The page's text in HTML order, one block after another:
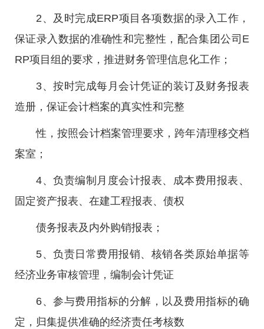
2、及时完成ERP项目各项数据的录入工作，
保证录入数据的准确性和完整性，配合集团公司E
RP项目组的要求，推进财务管理信息化工作；
3、按时完成每月会计凭证的装订及财务报表
造册，保证会计档案的真实性和完整
性，按照会计档案管理要求，跨年清理移交档
案室；
4、负责编制月度会计报表、成本费用报表、
固定资产报表、在建工程报表、债权
债务报表及内外购销报表；
5、负责日常费用报销、核销各类原始单据等
经济业务审核管理，编制会计凭证
6、参与费用指标的分解，以及费用指标的确
定，归集提供准确的经济责任考核数